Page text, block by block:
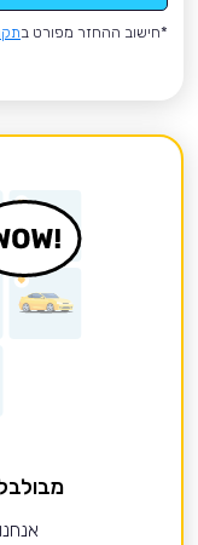
*חישוב ההחזר מפורט ב